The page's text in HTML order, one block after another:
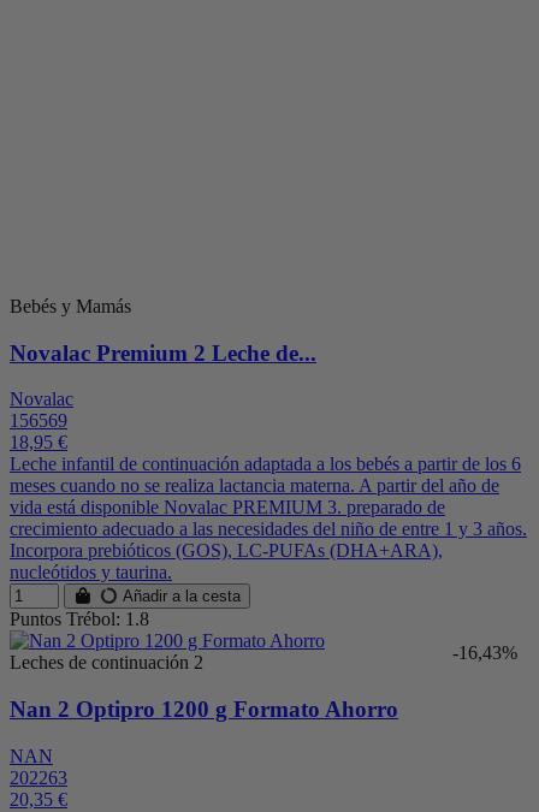
Bebés y Mamás
Novalac Premium 2 Leche de...
Novalac
156569
18,95 €
Leche infantil de continuación adaptada a los bebés a partir de los 6
meses cuando no se realiza lactancia materna. A partir del año de
vida está disponible Novalac PREMIUM 3. preparado de
crecimiento adecuado a las necesidades del niño de entre 1 y 3 años.
Incorpora prebióticos (GOS), LC-PUFAs (DHA+ARA),
nucleótidos y taurina.
Añadir a la cesta
Puntos Trébol: 1.8
-16,43%
Leches de continuación 2
Nan 2 Optipro 1200 g Formato Ahorro
NAN
202263
20,35 €